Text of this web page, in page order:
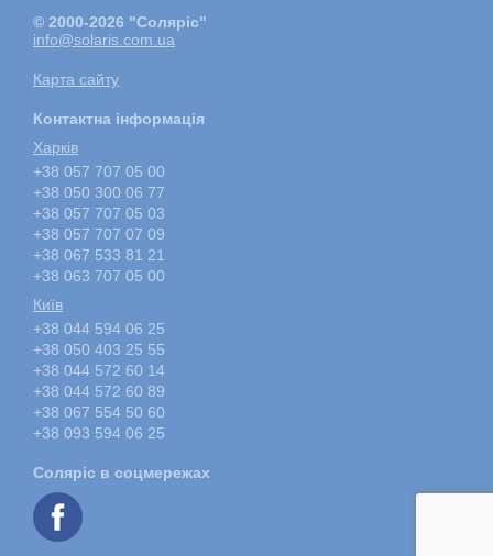
© 2000-2026 "Соляріс"
info@solaris.com.ua
Карта сайту
Контактна інформація
Харкiв
+38 057 707 05 00
+38 050 300 06 77
+38 057 707 05 03
+38 057 707 07 09
+38 067 533 81 21
+38 063 707 05 00
Київ
+38 044 594 06 25
+38 050 403 25 55
+38 044 572 60 14
+38 044 572 60 89
+38 067 554 50 60
+38 093 594 06 25
Соляріс в соцмережах